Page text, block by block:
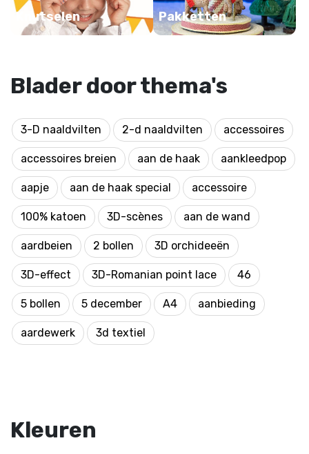
Knutselen Pakketten
Blader door thema's
3-D naaldvilten 2-d naaldvilten accessoires
accessoires breien aan de haak aankleedpop
aapje aan de haak special accessoire
100% katoen 3D-scènes aan de wand
aardbeien 2 bollen 3D orchideeën
3D-effect 3D-Romanian point lace 46
5 bollen 5 december A4 aanbieding
aardewerk 3d textiel
Kleuren